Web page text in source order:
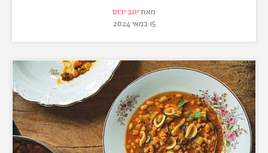
מאתיוגב ירוס
15 במאי 2024